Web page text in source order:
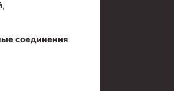
соединения